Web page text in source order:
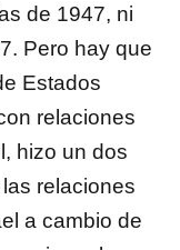
de 1947, ni
Pero hay que
Estados
relaciones
hizo un dos
relaciones
a cambio de